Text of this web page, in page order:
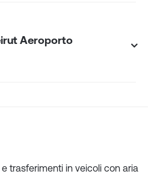
Aeroporto
trasferimenti in veicoli con aria